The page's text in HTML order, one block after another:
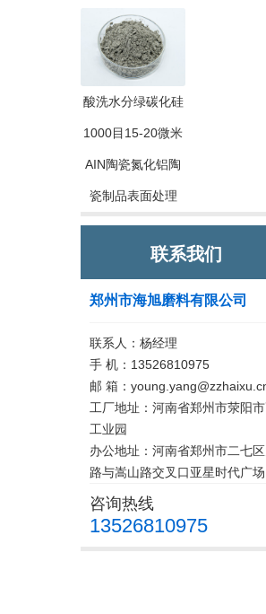
酸洗水分绿碳化硅
1000目15-20微米
AIN陶瓷氮化铝陶
瓷制品表面处理
联系我们
郑州市海旭磨料有限公司
联系人：杨经理
手 机：13526810975
邮 箱：
工厂地址：河南省郑州市荥阳
工业园
办公地址：河南省郑州市二七
路与嵩山路交叉口亚星时代广场
咨询热线
13526810975